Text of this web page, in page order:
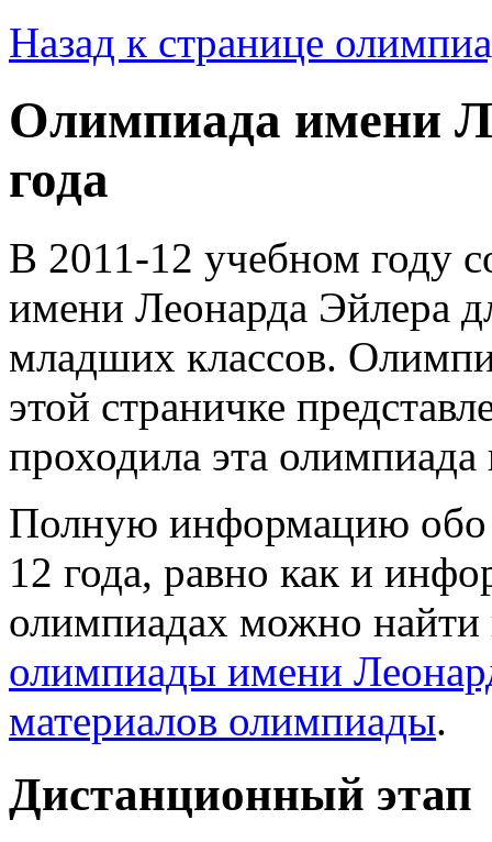
Назад к странице
Олимпиада имени
года
В 2011-12 учебном году
имени Леонарда Эйлера
младших классов.
этой страничке
проходила эта
Полную информацию обо
12 года, равно как и
олимпиадах можно
олимпиады имени
материалов олимпиады.
Дистанционный этап